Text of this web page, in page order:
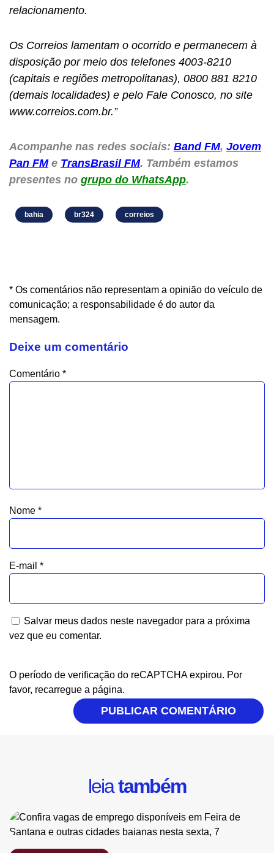
relacionamento.
Os Correios lamentam o ocorrido e permanecem à
disposição por meio dos telefones 4003-8210
(capitais e regiões metropolitanas), 0800 881 8210
(demais localidades) e pelo Fale Conosco, no site
www.correios.com.br.”
Acompanhe nas redes sociais: Band FM, Jovem
Pan FMe TransBrasil FM. Também estamos
presentes no grupo do WhatsApp.
bahia br324 correios
* Os comentários não representam a opinião do veículo de
comunicação; a responsabilidade é do autor da
mensagem.
Deixe um comentário
Comentário *
Nome *
E-mail *
Salvar meus dados neste navegador para a próxima
vez que eu comentar.
O período de verificação do reCAPTCHA expirou. Por
favor, recarregue a página.
leiatambém